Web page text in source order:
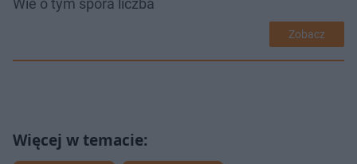
Wie o tym spora liczba
Zobacz